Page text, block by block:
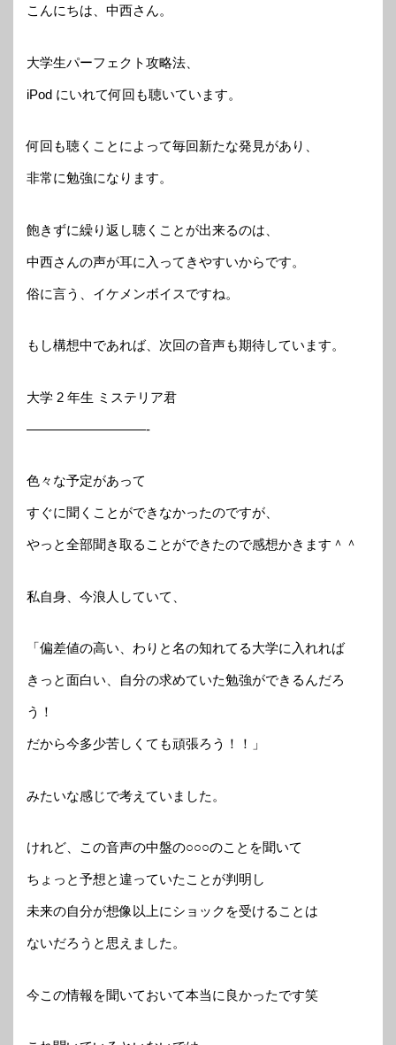
こんにちは、中西さん。
大学生パーフェクト攻略法、
iPod にいれて何回も聴いています。
何回も聴くことによって毎回新たな発見があり、
非常に勉強になります。
飽きずに繰り返し聴くことが出来るのは、
中西さんの声が耳に入ってきやすいからです。
俗に言う、イケメンボイスですね。
もし構想中であれば、次回の音声も期待しています。
大学 2 年生 ミステリア君
—————————-
色々な予定があって
すぐに聞くことができなかったのですが、
やっと全部聞き取ることができたので感想かきます＾＾
私自身、今浪人していて、
「偏差値の高い、わりと名の知れてる大学に入れれば
きっと面白い、自分の求めていた勉強ができるんだろ
う！
だから今多少苦しくても頑張ろう！！」
みたいな感じで考えていました。
けれど、この音声の中盤の○○○のことを聞いて
ちょっと予想と違っていたことが判明し
未来の自分が想像以上にショックを受けることは
ないだろうと思えました。
今この情報を聞いておいて本当に良かったです笑